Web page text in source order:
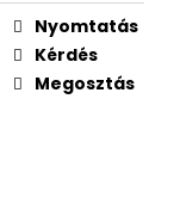
Nyomtatás
Kérdés
Megosztás